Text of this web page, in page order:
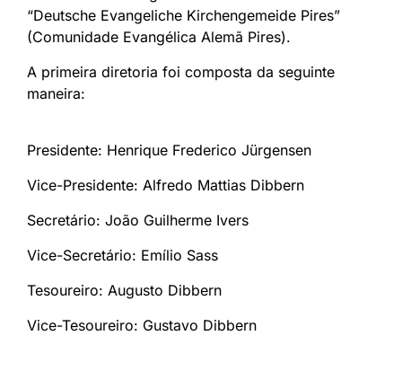
“Deutsche Evangeliche Kirchengemeide Pires”
(Comunidade Evangélica Alemã Pires).
A primeira diretoria foi composta da seguinte
maneira:
Presidente: Henrique Frederico Jürgensen
Vice-Presidente: Alfredo Mattias Dibbern
Secretário: João Guilherme Ivers
Vice-Secretário: Emílio Sass
Tesoureiro: Augusto Dibbern
Vice-Tesoureiro: Gustavo Dibbern